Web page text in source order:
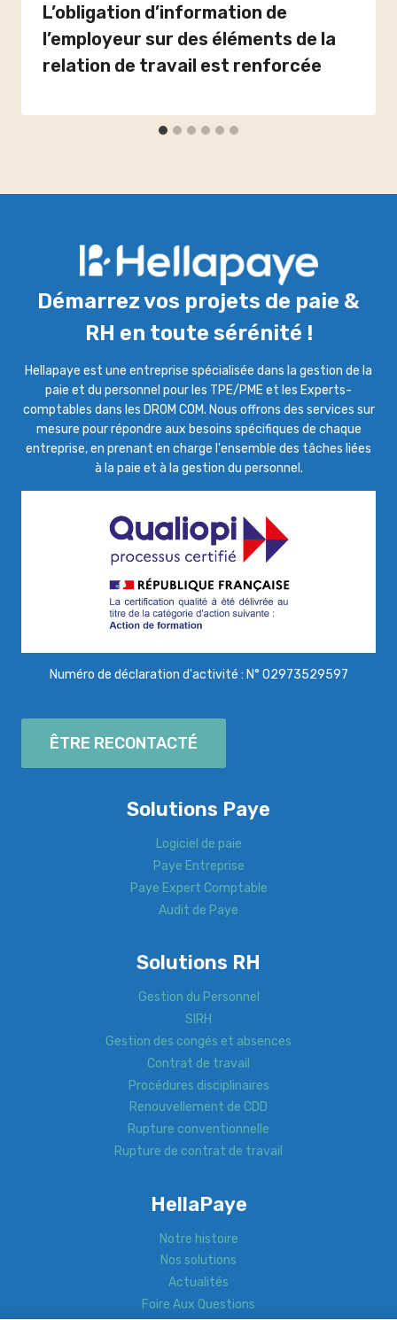
L’obligation d’information de
l’employeur sur des éléments de la
relation de travail est renforcée
Démarrez vos projets de paie &
RH en toute sérénité !
Hellapaye est une entreprise spécialisée dans la gestion de la
paie et du personnel pour les TPE/PME et les Experts-
comptables dans les DROM COM. Nous offrons des services sur
mesure pour répondre aux besoins spécifiques de chaque
entreprise, en prenant en charge l'ensemble des tâches liées
à la paie et à la gestion du personnel.
Numéro de déclaration d'activité : N° 02973529597
ÊTRE RECONTACTÉ
Solutions Paye
Logiciel de paie
Paye Entreprise
Paye Expert Comptable
Audit de Paye
Solutions RH
Gestion du Personnel
SIRH
Gestion des congés et absences
Contrat de travail
Procédures disciplinaires
Renouvellement de CDD
Rupture conventionnelle
Rupture de contrat de travail
HellaPaye
Notre histoire
Nos solutions
Actualités
Foire Aux Questions